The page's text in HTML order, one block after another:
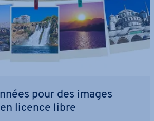
pour des images
licence libre